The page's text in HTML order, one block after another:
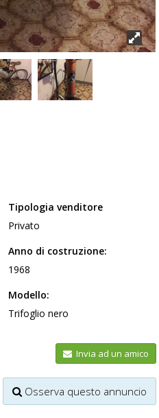
Tipologia venditore
Privato
Anno di costruzione:
1968
Modello:
Trifoglio nero
Invia ad un amico
Osserva questo annuncio